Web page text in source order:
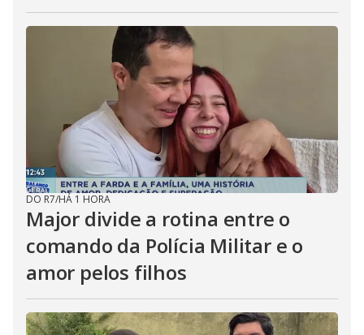
DO R7/HÁ 1 HORA
Major divide a rotina entre o
comando da Polícia Militar e o
amor pelos filhos